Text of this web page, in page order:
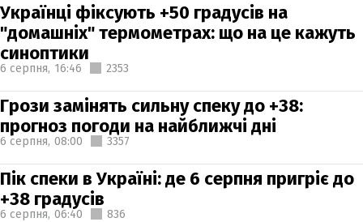
Українці фіксують +50 градусів на
"домашніх" термометрах: що на це кажуть
синоптики
6 серпня, 16:46 2353
Грози замінять сильну спеку до +38:
прогноз погоди на найближчі дні
6 серпня, 08:00 3357
Пік спеки в Україні: де 6 серпня пригріє до
+38 градусів
6 серпня, 06:40 836